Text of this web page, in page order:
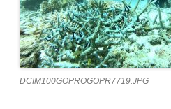
DCIM100GOPROGOPR7719.JPG